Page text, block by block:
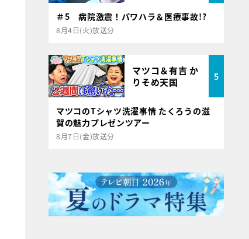
＃5 病院激震！パワハラ＆医療事故!?
8月4日(火)放送分
マツコ＆有吉 か
りそめ天国
5
マツコのTシャツ洗濯事情 たくろうの滋
賀の魅力プレゼンツアー
8月7日(金)放送分